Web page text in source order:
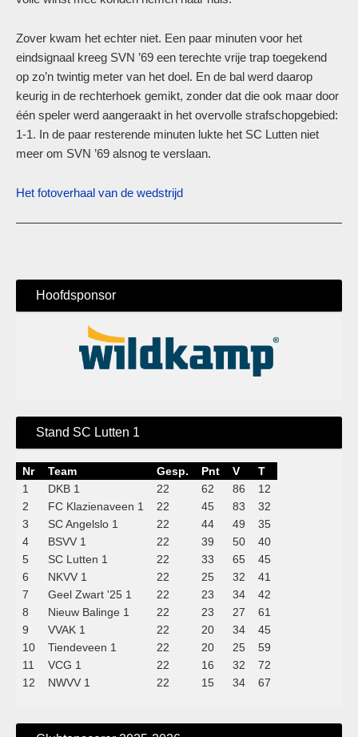
Zover kwam het echter niet. Een paar minuten voor het
eindsignaal kreeg SVN ’69 een terechte vrije trap toegekend
op zo’n twintig meter van het doel. En de bal werd daarop
keurig in de rechterhoek gemikt, zonder dat die ook maar door
één speler werd aangeraakt in het overvolle strafschopgebied:
1-1. In de paar resterende minuten lukte het SC Lutten niet
meer om SVN ’69 alsnog te verslaan.
Het fotoverhaal van de wedstrijd
Hoofdsponsor
Stand SC Lutten 1
Nr Team Gesp. Pnt V
T
1
DKB 1 22 62 86
12
2
FC Klazienaveen 1 22 45 83
32
3
SC Angelslo 1 22 44 49
35
4
BSVV 1 22 39 50
40
5
SC Lutten 1 22 33 65
45
6
NKVV 1 22 25 32
41
7
Geel Zwart '25 1 22 23 34
42
8
Nieuw Balinge 1 22 23 27
61
9
VVAK 1 22 20 34
45
10
Tiendeveen 1 22 20 25
59
11
VCG 1 22 16 32
72
12
NWVV 1 22 15 34 67